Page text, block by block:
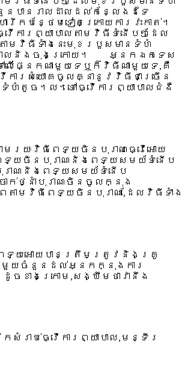
បានរាលដាលដល់កន្លែងដទៃ
ារីកបន្ថែមទៀតក្រោយការវះកាត់។
ើការព្យាបាលតាមវិធីទំនើបៗដែល
មវិធីទាំងនេះមុខរបួសមានទំហំ
ដាលនិងចុងក្រោយ។ អ្នកឯកទេស
ើផ្នែកណាមួយទេឬក៏វិធីណាមួយទេ,គឺ
ការសំយោគចូលគ្នានូវវិធីជាច្រើន
ទំហំតូច។ល។ទៅធ្វើការព្យាបាលជំងឺ
រយៈវិធីពេទ្យចិនបុរាណធ្វើអោយ
ទ្យចិនបុរាណនិងពេទ្យសមយ័ទំនើប
ណនិងពេទ្យសមយ័ទំនើប
ចាក់ថ្នាំបុរាណចិនចូលក្នុង
ាមវិធីពេទ្យចិនបុរាណ,ដែលវិធីទាំង
រពេទ្យអោយបានត្រឹមត្រូវនិងគ្រូ
ន៍មួយចំនួនដល់អ្នកក្នុងការ
ខាងក្រោម,សង្ឃឹមថាវានឹង
រាប់ធ្វើការព្យាបាល,មន្ទីរ